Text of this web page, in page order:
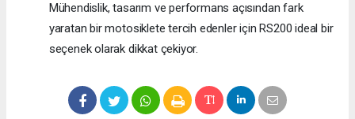
Mühendislik, tasarım ve performans açısından fark
yaratan bir motosiklete tercih edenler için RS200 ideal bir
seçenek olarak dikkat çekiyor.